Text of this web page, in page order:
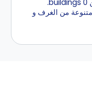
University مع كاسيتا في اكثر من 0 buildings.
من الغرف و